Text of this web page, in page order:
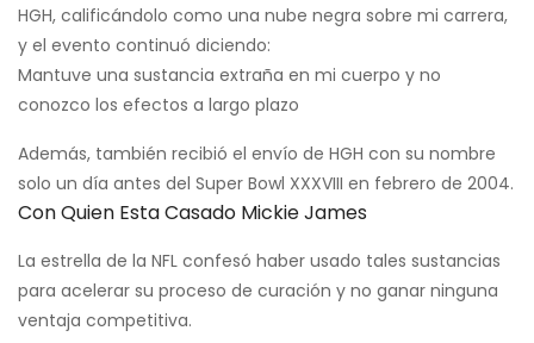
HGH, calificándolo como una nube negra sobre mi carrera,
y el evento continuó diciendo:
Mantuve una sustancia extraña en mi cuerpo y no
conozco los efectos a largo plazo
Además, también recibió el envío de HGH con su nombre
solo un día antes del Super Bowl XXXVIII en febrero de 2004.
Con Quien Esta Casado Mickie James
La estrella de la NFL confesó haber usado tales sustancias
para acelerar su proceso de curación y no ganar ninguna
ventaja competitiva.